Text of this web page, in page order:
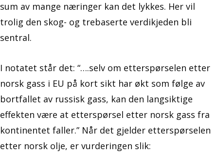
sum av mange næringer kan det lykkes. Her vil
trolig den skog- og trebaserte verdikjeden bli
sentral.
I notatet står det: “….selv om etterspørselen etter
norsk gass i EU på kort sikt har økt som følge av
bortfallet av russisk gass, kan den langsiktige
effekten være at etterspørsel etter norsk gass fra
kontinentet faller.” Når det gjelder etterspørselen
etter norsk olje, er vurderingen slik: